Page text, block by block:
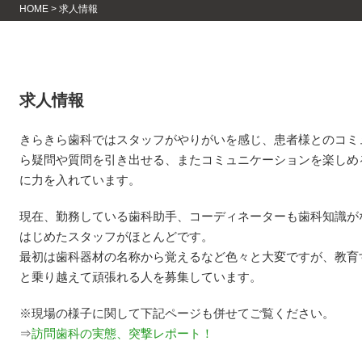
HOME> 求人情報
求人情報
きらきら歯科ではスタッフがやりがいを感じ、患者様とのコ
ら疑問や質問を引き出せる、またコミュニケーションを楽し
に力を入れています。
現在、勤務している歯科助手、コーディネーターも歯科知識
はじめたスタッフがほとんどです。
最初は歯科器材の名称から覚えるなど色々と大変ですが、教
と乗り越えて頑張れる人を募集しています。
※現場の様子に関して下記ページも併せてご覧ください。
⇒訪問歯科の実態、突撃レポート！